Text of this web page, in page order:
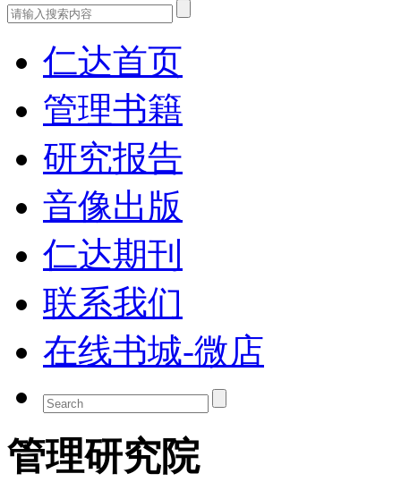
仁达首页
管理书籍
研究报告
音像出版
仁达期刊
联系我们
在线书城-微店
管理研究院